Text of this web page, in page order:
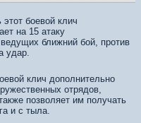
боевой клич
на 15 атаку
ближний бой, против
удар.
клич дополнительно
отрядов,
позволяет им получать
и с тыла.